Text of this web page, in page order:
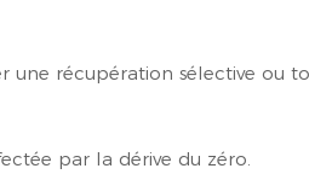
récupération sélective ou
par la dérive du zéro.